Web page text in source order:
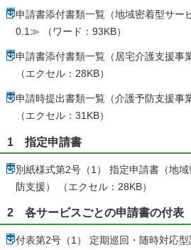
申請書添付書類一覧（地域密着型サ
0.1≫ （ワード：93KB）
申請書添付書類一覧（居宅介護支援
（エクセル：28KB）
申請時提出書類一覧（介護予防支援
（エクセル：31KB）
1 指定申請書
別紙様式第2号（1） 指定申請書（地
防支援） （エクセル：28KB）
2 各サービスごとの申請書の付表
付表第2号（1） 定期巡回・随時対応